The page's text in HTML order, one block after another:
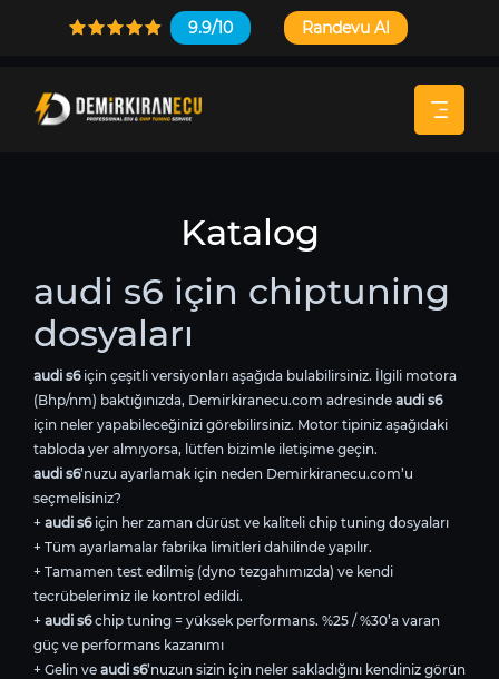
9.9/10 Randevu Al
Katalog
audi s6 için chiptuning
dosyaları
audi s6için çeşitli versiyonları aşağıda bulabilirsiniz. İlgili motora
(Bhp/nm) baktığınızda, Demirkiranecu.com adresinde audi s6
için neler yapabileceğinizi görebilirsiniz. Motor tipiniz aşağıdaki
tabloda yer almıyorsa, lütfen bizimle iletişime geçin.
audi s6’nuzu ayarlamak için neden Demirkiranecu.com’u
seçmelisiniz?
+ audi s6için her zaman dürüst ve kaliteli chip tuning dosyaları
+ Tüm ayarlamalar fabrika limitleri dahilinde yapılır.
+ Tamamen test edilmiş (dyno tezgahımızda) ve kendi
tecrübelerimiz ile kontrol edildi.
+ audi s6chip tuning = yüksek performans. %25 / %30’a varan
güç ve performans kazanımı
+ Gelin ve audi s6’nuzun sizin için neler sakladığını kendiniz görün